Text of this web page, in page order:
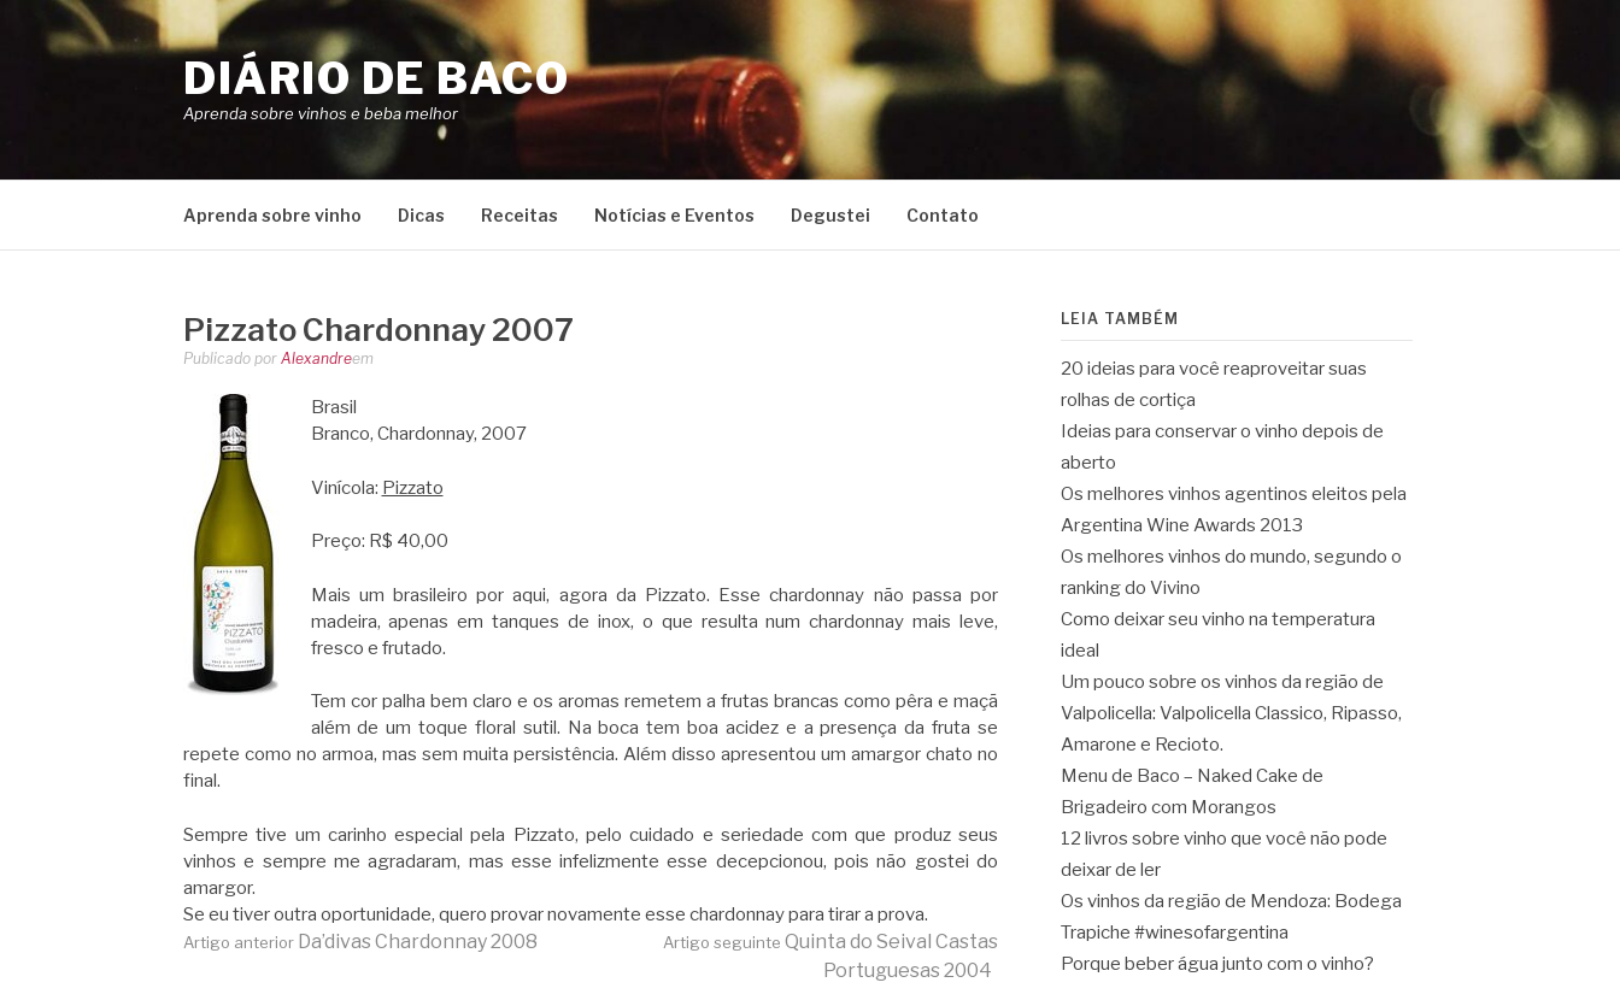
DIÁRIO DE BACO
Aprenda sobre vinhos e beba melhor
Aprenda sobre vinho Dicas Receitas Notícias e Eventos Degustei Contato
Pizzato Chardonnay 2007
Publicado por Alexandreem
Brasil
Branco, Chardonnay, 2007
Vinícola: Pizzato
Preço: R$ 40,00
Mais um brasileiro por aqui, agora da Pizzato. Esse chardonnay não passa por
madeira, apenas em tanques de inox, o que resulta num chardonnay mais leve,
fresco e frutado.
Tem cor palha bem claro e os aromas remetem a frutas brancas como pêra e maçã
além de um toque floral sutil. Na boca tem boa acidez e a presença da fruta se
repete como no armoa, mas sem muita persistência. Além disso apresentou um amargor chato no
final.
Sempre tive um carinho especial pela Pizzato, pelo cuidado e seriedade com que produz seus
vinhos e sempre me agradaram, mas esse infelizmente esse decepcionou, pois não gostei do
amargor.
Se eu tiver outra oportunidade, quero provar novamente esse chardonnay para tirar a prova.
Continue
Artigo anterior Da’divas Chardonnay 2008 Artigo seguinte Quinta do Seival Castas
Portuguesas 2004
LEIA TAMBÉM
20 ideias para você reaproveitar suas
rolhas de cortiça
Ideias para conservar o vinho depois de
aberto
Os melhores vinhos agentinos eleitos pela
Argentina Wine Awards 2013
Os melhores vinhos do mundo, segundo o
ranking do Vivino
Como deixar seu vinho na temperatura
ideal
Um pouco sobre os vinhos da região de
Valpolicella: Valpolicella Classico, Ripasso,
Amarone e Recioto.
Menu de Baco – Naked Cake de
Brigadeiro com Morangos
12 livros sobre vinho que você não pode
deixar de ler
Os vinhos da região de Mendoza: Bodega
Trapiche #winesofargentina
Porque beber água junto com o vinho?